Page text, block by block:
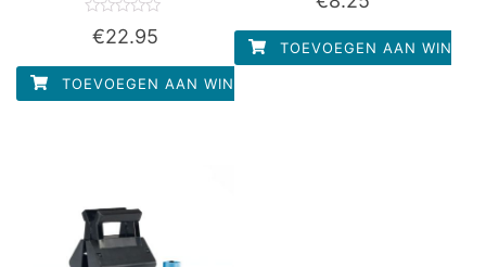
Waardering
0
5
€22.95
TOEVOEGEN AAN WINKELWAGEN
5
TOEVOEGEN AAN